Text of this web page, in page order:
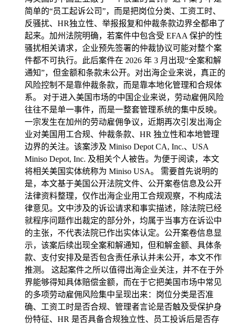
简单的“员工起诉公司”，而是把岗位分类、工资工时、
反骚扰、HR独立性、举报报复和仲裁条款边界全都串了
起来。加州法院明确，若案件中包含受 EFAA 保护的性
骚扰相关请求，企业预先签署的仲裁协议可能对整个案
件都不可执行。此后案件在 2026 年 3 月出现“全案和解
通知”，但金额和条款未公开。对出海企业来说，真正的
风险控制不是靠仲裁条款，而是靠本地化管理和合规体
系。 对于进入美国市场的中国企业来说，劳动雇佣风险
往往不是单一事件，而是一整套管理系统的集中反映。
一宗发生在加州的劳动雇佣争议，近期再次引发出海企
业对美国用工合规、仲裁条款、HR 独立性和本地管理
边界的关注。该案涉及 Miniso Depot CA, Inc.、USA
Miniso Depot, Inc. 及相关个人被告。为便于阅读，本文
将相关美国实体统称为 Miniso USA。 需要首先说明的
是，本文基于美国公开法院文件、公开案卷信息及公开
法律资料整理，仅作出海企业用工合规观察，不构成法
律意见。文中涉及的诉讼请求和事实描述，除法院已经
就程序问题作出裁定的部分外，均属于当事方在诉讼中
的主张，不代表法院已作出实体认定。公开案卷信息显
示，该案后续出现全案和解通知，但和解金额、具体条
款、支付安排及是否包含责任承认并未公开，本文不作
推测。 这起案件之所以值得出海企业关注，并不在于外
界能够得知具体赔偿金额，而在于它把美国市场中常见
的多项劳动雇佣风险集中呈现出来：岗位分类是否准
确、工资工时是否合规、管理者言论是否触及受保护身
份特征、HR 是否具备合规独立性、员工投诉后是否存